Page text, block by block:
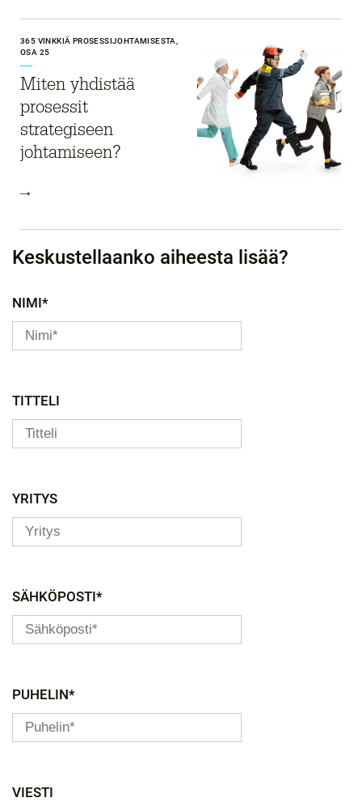
365 VINKKIÄ PROSESSIJOHTAMISESTA,
OSA 25
Miten yhdistää
prosessit
strategiseen
johtamiseen?
Keskustellaanko aiheesta lisää?
NIMI*
TITTELI
YRITYS
SÄHKÖPOSTI*
PUHELIN*
VIESTI